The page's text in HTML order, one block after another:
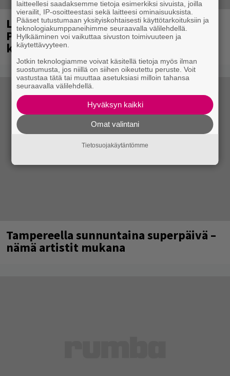
Laittomasta graffitista kiinni jäänyt
Paavo Arhinmäki jälleen spraypullo
kädessä – näitä puolueita ei kiinnosta
Tampereella sunnuntaina superpäivä –
nämä artistit mukana
laitteellesi saadaksemme tietoja esimerkiksi sivuista, joilla
vierailit, IP-osoitteestasi sekä laitteesi ominaisuuksista.
Pääset tutustumaan yksityiskohtaisesti käyttötarkoituksiin ja
teknologiakumppaneihimme seuraavalla välilehdellä.
Hylkääminen voi vaikuttaa sivuston toimivuuteen ja
käytettävyyteen.
Jotkin teknologiamme voivat käsitellä tietoja myös ilman
suostumusta, jos niillä on siihen oikeutettu peruste. Voit
vastustaa tätä tai muuttaa asetuksiasi milloin tahansa
seuraavalla välilehdellä.
Hyväksyn kaikki
Omat valintani
Tietosuojakäytäntömme